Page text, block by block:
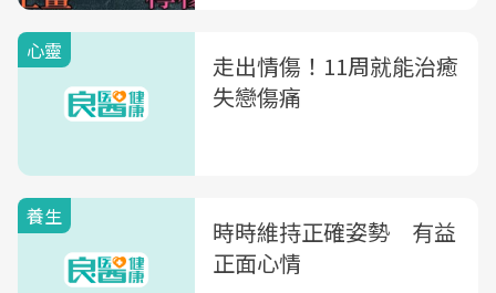
心靈
走出情傷！11周就能治癒
失戀傷痛
養生
時時維持正確姿勢 有益
正面心情